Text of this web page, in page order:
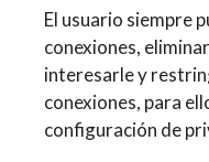
El usuario siempre
conexiones,
interesarle y
conexiones, para
configuración de